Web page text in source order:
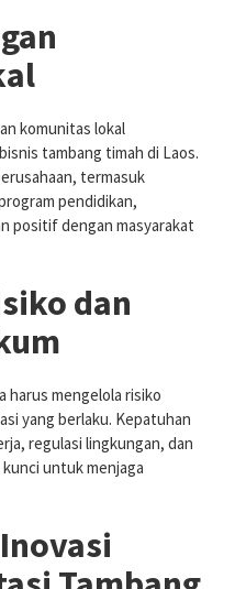
komunitas lokal
tambang timah di Laos.
termasuk
pendidikan,
positif dengan masyarakat
dan
harus mengelola risiko
yang berlaku. Kepatuhan
regulasi lingkungan, dan
untuk menjaga